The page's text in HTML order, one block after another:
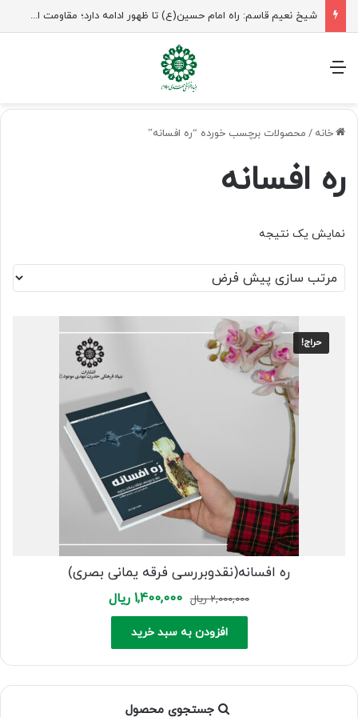
شیخ نعیم قاسم: راه امام حسین(ع) تا ظهور ادامه دارد؛ مقاومت از کربلا الهام می‌گیرد
منو
خانه / محصولات برچسب خورده “ره افسانه”
ره افسانه
نمایش یک نتیجه
حراج!
ره افسانه(نقدوبررسی فرقه یمانی بصری)
2,000,000 ریال Original
price
was:
2,000,000 ریال.
1,400,000 ریالCurrent
افزودن به سبد خرید
جستجوی محصول